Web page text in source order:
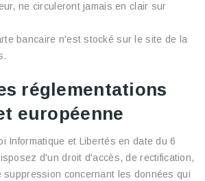
ne circuleront jamais en clair sur
bancaire n'est stocké sur le site de la
réglementations
européenne
Informatique et Libertés en date du 6
d'un droit d'accès, de rectification,
suppression concernant les données qui